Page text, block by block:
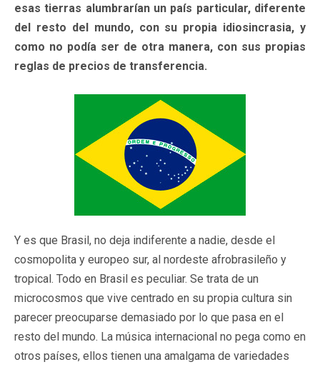
esas tierras alumbrarían un país particular, diferente
del resto del mundo, con su propia idiosincrasia, y
como no podía ser de otra manera, con sus propias
reglas de precios de transferencia.
Y es que Brasil, no deja indiferente a nadie, desde el
cosmopolita y europeo sur, al nordeste afrobrasileño y
tropical. Todo en Brasil es peculiar. Se trata de un
microcosmos que vive centrado en su propia cultura sin
parecer preocuparse demasiado por lo que pasa en el
resto del mundo. La música internacional no pega como en
otros países, ellos tienen una amalgama de variedades